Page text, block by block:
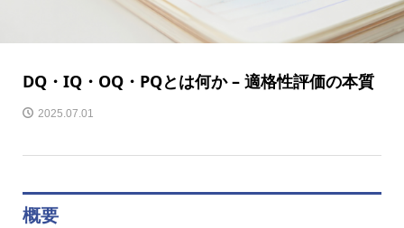
DQ・IQ・OQ・PQとは何か – 適格性評価の本質
2025.07.01
概要